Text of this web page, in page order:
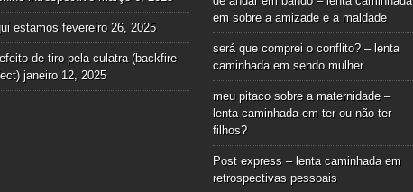
estamos fevereiro 26, 2025
de tiro pela culatra (backfire
janeiro 12, 2025
em sobre a amizade e a maldade
será que comprei o conflito? – lenta
caminhadaem sendo mulher
meu pitaco sobre a maternidade –
lenta caminhadaem ter ou não ter
filhos?
Post express – lenta caminhadaem
retrospectivas pessoais